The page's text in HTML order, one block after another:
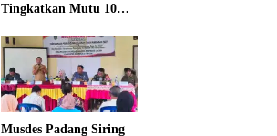
Tingkatkan Mutu 10
Musdes Padang Siring